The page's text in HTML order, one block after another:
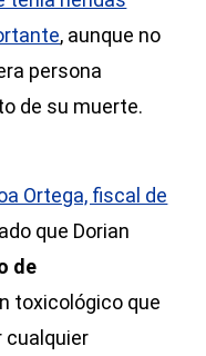
, aunque no
persona
de su muerte.
Ortega, fiscal de
que Dorian
de
toxicológico que
cualquier